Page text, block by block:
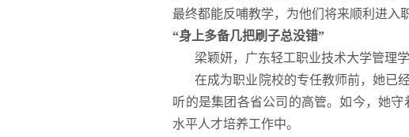
最终都能反哺教学，为他们将来顺利进入
“身上多备几把刷子总没错”
梁颖妍，广东轻工职业技术大学管理
在成为职业院校的专任教师前，她已
听的是集团各省公司的高管。如今，她
水平人才培养工作中。